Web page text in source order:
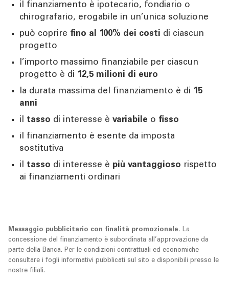
il finanziamento è ipotecario, fondiario o
chirografario, erogabile in un’unica soluzione
può coprire fino al 100% dei costi di ciascun
progetto
l’importo massimo finanziabile per ciascun
progetto è di 12,5 milioni di euro
la durata massima del finanziamento è di 15
anni
il tasso di interesse è variabile o fisso
il finanziamento è esente da imposta
sostitutiva
il tasso di interesse è più vantaggioso rispetto
ai finanziamenti ordinari
Messaggio pubblicitario con finalità promozionale. La
concessione del finanziamento è subordinata all’approvazione da
parte della Banca. Per le condizioni contrattuali ed economiche
consultare i fogli informativi pubblicati sul sito e disponibili presso le
nostre filiali.